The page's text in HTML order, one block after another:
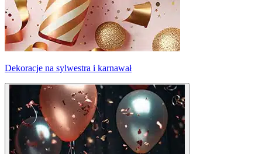
Dekoracje na sylwestra i karnawał